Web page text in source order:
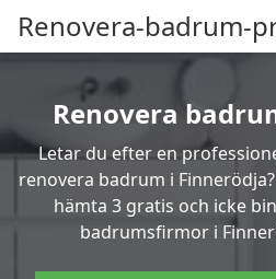
Renovera-badrum-
Renovera
Letar du efter en
renovera badrum i
hämta 3 gratis och icke
badrumsfirmor i